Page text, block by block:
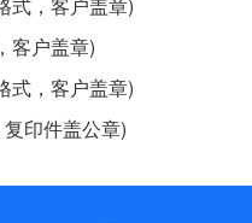
客户盖章)
式，客户盖章)
印件盖公章)